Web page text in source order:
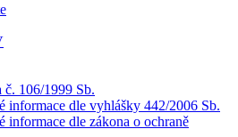
č. 106/1999 Sb.
informace dle vyhlášky 442/2006 Sb.
informace dle zákona o ochraně